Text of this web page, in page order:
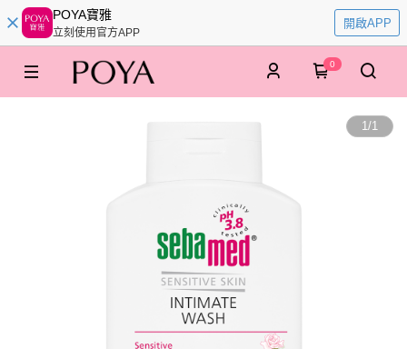
POYA寶雅
立刻使用官方APP
開啟APP
0
1/1